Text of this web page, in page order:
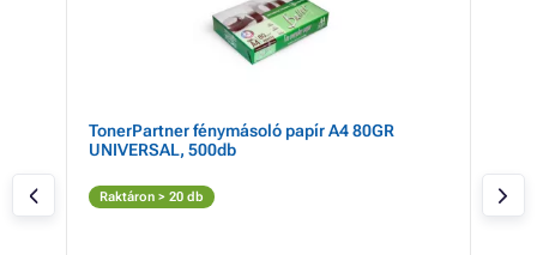
TonerPartner fénymásoló papír A4 80GR
UNIVERSAL, 500db
Raktáron > 20 db